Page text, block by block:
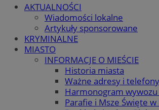
AKTUALNOŚCI
Wiadomości lokalne
Artykuły sponsorowane
KRYMINALNE
MIASTO
INFORMACJE O MIEŚCIE
Historia miasta
Ważne adresy i telefony
Harmonogram
Parafie i Msze Święte w